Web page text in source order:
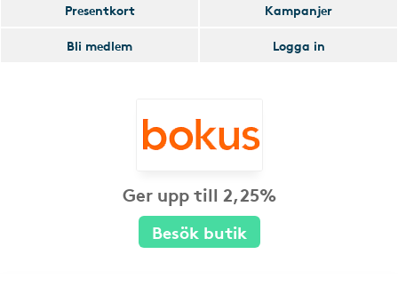
Presentkort
Kampanjer
Bli medlem
Logga in
Ger upp till 2,25%
Besök butik